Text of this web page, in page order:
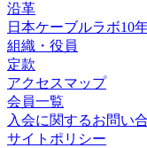
沿革
日本ケーブルラボ10
組織・役員
定款
アクセスマップ
会員一覧
入会に関するお問い
サイトポリシー